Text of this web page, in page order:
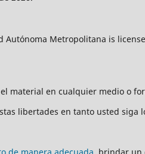
Autónoma Metropolitana is
material en cualquier medio o
libertades en tanto usted siga